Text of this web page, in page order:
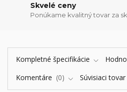
Skvelé ceny
Ponúkame kvalitný tovar za
Kompletné špecifikácie
Komentáre
0 Súvisiaci tovar